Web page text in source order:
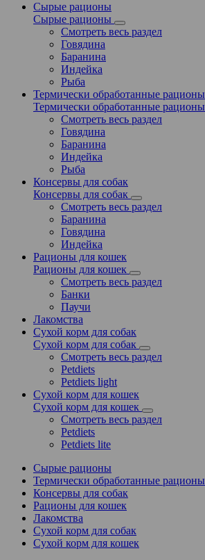
Сырые рационы
Сырые рационы
Смотреть весь раздел
Говядина
Баранина
Индейка
Рыба
Термически обработанные рационы
Термически обработанные рационы
Смотреть весь раздел
Говядина
Баранина
Индейка
Рыба
Консервы для собак
Консервы для собак
Смотреть весь раздел
Баранина
Говядина
Индейка
Рационы для кошек
Рационы для кошек
Смотреть весь раздел
Банки
Паучи
Лакомства
Сухой корм для собак
Сухой корм для собак
Смотреть весь раздел
Petdiets
Petdiets light
Сухой корм для кошек
Сухой корм для кошек
Смотреть весь раздел
Petdiets
Petdiets lite
Сырые рационы
Термически обработанные рационы
Консервы для собак
Рационы для кошек
Лакомства
Сухой корм для собак
Сухой корм для кошек